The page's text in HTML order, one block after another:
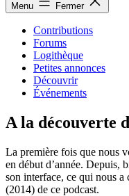
Menu Fermer
Contributions
Forums
Logithèque
Petites annonces
Découvrir
Événements
A la découverte
La première fois que nous
en début d’année. Depuis,
son interface, ce qui nous
(2014) de ce podcast.